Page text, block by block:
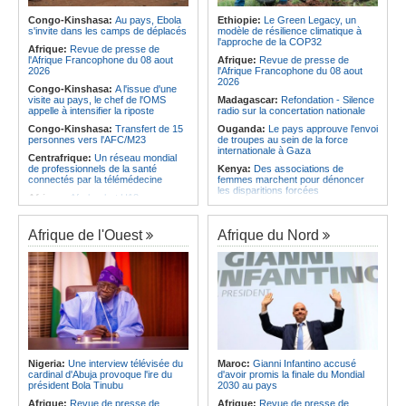
Afrique:CAN Féminine 2026 -
Priscille Kreto, la sérénité avant le
grand rendez-vous face à l'Algérie
Afrique: Le roman-photo de la
phase de groupes de la
TotalEnergies CAF Coupe d'Afrique
les services rendus à la Patrie
Angola:Le président de
l'Assemblée nationale en mission
d'évaluation de l'activité
parlementaire de Lunda-Sul
Congo-Kinshasa: Au pays, Ebola
s'invite dans les camps de déplacés
Afrique: Revue de presse de
l'Afrique Francophone du 08 aout
2026
Congo-Kinshasa: A l'issue d'une
visite au pays, le chef de l'OMS
appelle à intensifier la riposte
Congo-Kinshasa: Transfert de 15
personnes vers l'AFC/M23
Centrafrique: Un réseau mondial
de professionnels de la santé
connectés par la télémédecine
Afrique:
Afrobasket U18 -
Madagascar valide son ticket pour
les quarts
Congo-Brazzaville:
Assainissement et développement
local - Les Nations unies réitèrent
leur soutien au pays
Angola:Le pays a achevé 89 % du
déminage des 911 zones minées
Angola:Des élèves angolais
remportent plus de 50 médailles aux
Olympiades de mathématiques en
Angleterre
Angola:Petro qualifié pour les
demi-finales du championnat
national féminin
Ethiopie: Le Green Legacy, un
modèle de résilience climatique à
l'approche de la COP32
Afrique: Revue de presse de
l'Afrique Francophone du 08 aout
2026
Madagascar: Refondation - Silence
radio sur la concertation nationale
Ouganda: Le pays approuve l'envoi
de troupes au sein de la force
internationale à Gaza
Kenya: Des associations de
femmes marchent pour dénoncer
les disparitions forcées
Afrique:La CEA renforce les
capacités des parlementaires de
l'Afrique de l'Est
Madagascar:Danse - La création
chorégraphique rassemble ses
adeptes
Madagascar:Média - Mort subite
de Sitraka Rakotobe
Madagascar:
Les reins solides
Madagascar:
Vol à la tire - Un
groupe de six femmes se retrouve
Afrique de l'Ouest
Nigeria: Une interview télévisée du
cardinal d'Abuja provoque l'ire du
président Bola Tinubu
Afrique: Revue de presse de
Afrique du Nord
Maroc: Gianni Infantino accusé
d'avoir promis la finale du Mondial
2030 au pays
Afrique: Revue de presse de